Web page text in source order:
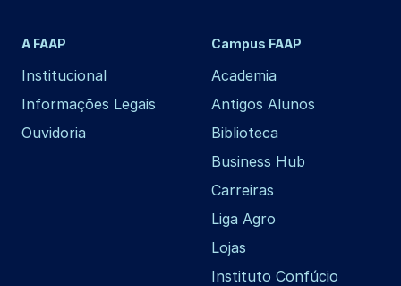
A FAAP
Institucional
Informações Legais
Ouvidoria
Campus FAAP
Academia
Antigos Alunos
Biblioteca
Business Hub
Carreiras
Liga Agro
Lojas
Instituto Confúcio